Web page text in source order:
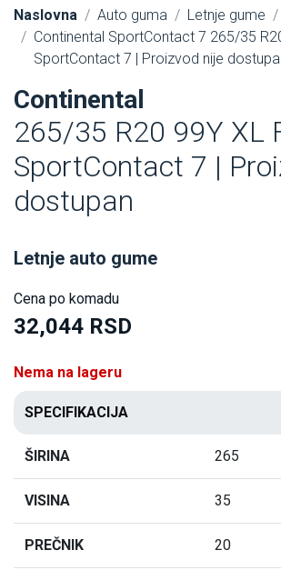
Naslovna Auto guma Letnje gume
Continental SportContact 7 265/35
SportContact 7 | Proizvod nije
Continental
265/35 R20 99Y XL
SportContact 7 |
dostupan
Letnje auto gume
Cena po komadu
32,044 RSD
Nema na lageru
SPECIFIKACIJA
ŠIRINA 265
VISINA 35
PREČNIK 20